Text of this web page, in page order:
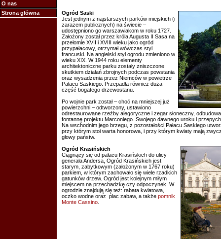
O nas
Strona główna
Ogród Saski
Jest jednym z najstarszych parków miejskich (i
zarazem publicznych) na świecie –
udostępniono go warszawiakom w roku 1727.
Założony został przez króla Augusta II Sasa na
przełomie XVII i XVIII wieku jako ogród
przypałacowy, otrzymał wówczas styl
francuski. Na angielski styl ogrodu zmieniono w
wieku XIX. W 1944 roku elementy
architektoniczne parku zostały zniszczone
skutkiem działań zbrojnych podczas powstania
oraz wysadzenia przez Niemców w powietrze
Pałacu Saskiego. Przepadła również duża
część bogatego drzewostanu.
Po wojnie park został – choć na mniejszej już
powierzchni – odtworzony, ustawiono
odrestaurowane rzeźby alegoryczne i zegar słoneczny,
fontannę projektu Marconiego. Swojego dawnego uroku i
Na wschodnim jego brzegu, z pozostałości Pałacu Saskiego
przy którym stoi warta honorowa, i przy którym kwiaty mają
głowy państw.
Ogród Krasińskich
Ciągnący się od pałacu Krasińskich do ulicy
generała Andersa, Ogród Krasińskich jest
starym, zabytkowym (założonym w 1767 roku)
parkiem, w którym zachowało się wiele rzadkich
gatunków drzew. Ogród jest kolejnym miłym
miejscem na przechadzkę czy odpoczynek. W
ogrodzie znajdują się też: rabata kwiatowa,
oczko wodne oraz plac zabaw, a także pomnik
Monte Cassino